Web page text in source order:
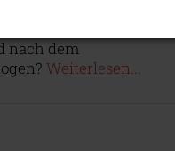
Präsident Bush
warum hatte man die
nach dem
Weiterlesen...